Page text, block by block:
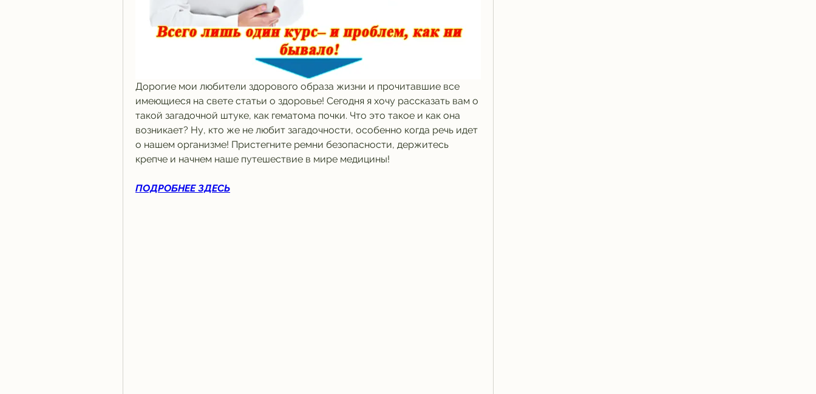
Дорогие мои любители здорового образа жизни и прочитавшие все
имеющиеся на свете статьи о здоровье! Сегодня я хочу рассказать вам о
такой загадочной штуке, как гематома почки. Что это такое и как она
возникает? Ну, кто же не любит загадочности, особенно когда речь идет
о нашем организме! Пристегните ремни безопасности, держитесь
крепче и начнем наше путешествие в мире медицины!
ПОДРОБНЕЕ ЗДЕСЬ